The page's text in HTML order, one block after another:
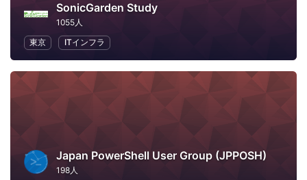
SonicGarden Study
1055人
東京
ITインフラ
Japan PowerShell User Group (JPPOSH)
198人